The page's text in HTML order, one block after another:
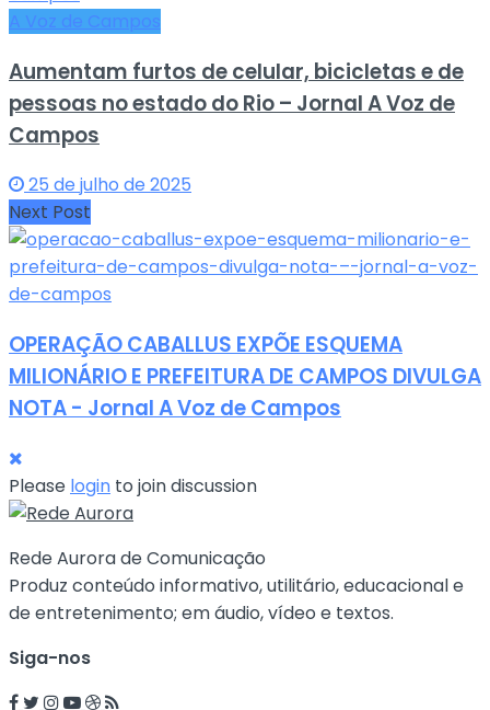
A Voz de Campos
Aumentam furtos de celular, bicicletas e de
pessoas no estado do Rio – Jornal A Voz de
Campos
25 de julho de 2025
Next Post
OPERAÇÃO CABALLUS EXPÕE ESQUEMA
MILIONÁRIO E PREFEITURA DE CAMPOS DIVULGA
NOTA - Jornal A Voz de Campos
Please login to join discussion
Rede Aurora de Comunicação
Produz conteúdo informativo, utilitário, educacional e
de entretenimento; em áudio, vídeo e textos.
Siga-nos